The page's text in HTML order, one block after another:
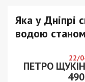
Яка у Дніпрі
водою
22/
ПЕТРО